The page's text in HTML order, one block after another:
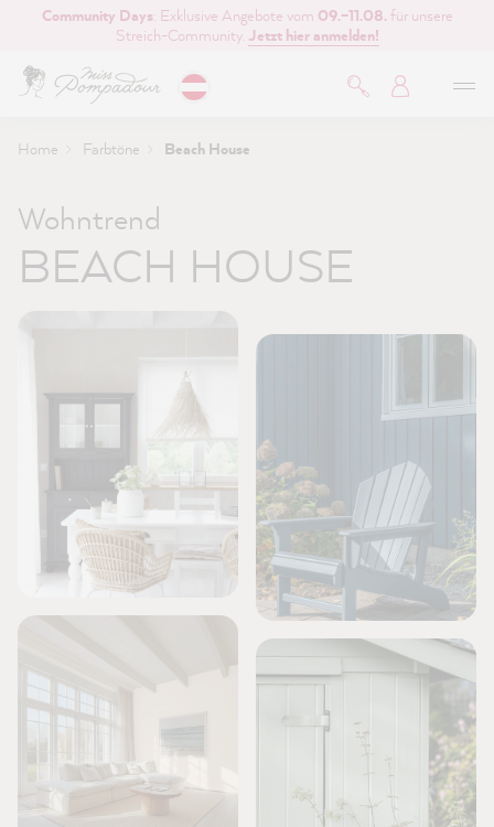
springen
Community Days: Exklusive Angebote vom 09.–11.08. für unsere
Streich-Community. Jetzt hier anmelden!
Home Farbtöne Beach House
Wohntrend
BEACH HOUSE